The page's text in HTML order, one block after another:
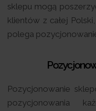
sklepu mogą
klientów z całej
polega
Pozycjonowanie
pozycjonowania